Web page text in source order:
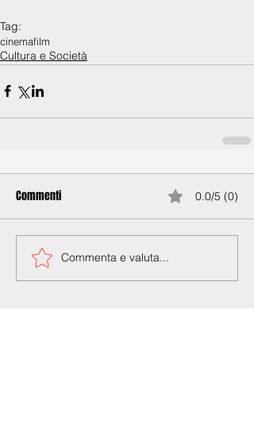
Tag:
cinemafilm
Cultura e Società
Commenti 0.0/5 (0)
Commenta e valuta...